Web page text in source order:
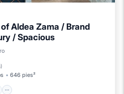
Aldea Zama / Brand
/ Spacious
)
646 pies²